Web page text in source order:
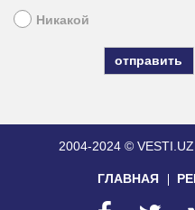
Никакой
2004-2024 © VESTI.UZ
ГЛАВНАЯ